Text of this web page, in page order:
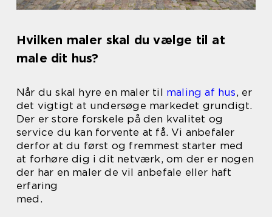
Hvilken maler skal du vælge til at
male dit hus?
Når du skal hyre en maler til maling af hus, er
det vigtigt at undersøge markedet grundigt.
Der er store forskele på den kvalitet og
service du kan forvente at få. Vi anbefaler
derfor at du først og fremmest starter med
at forhøre dig i dit netværk, om der er nogen
der har en maler de vil anbefale eller haft
erfaring
med.